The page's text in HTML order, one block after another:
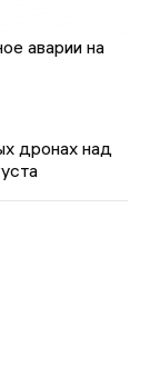
аварии на
дронах над